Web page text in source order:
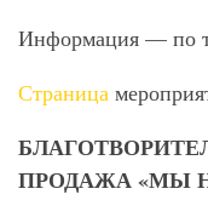
Информация — по
Страница
ПРОДАЖА «МЫ